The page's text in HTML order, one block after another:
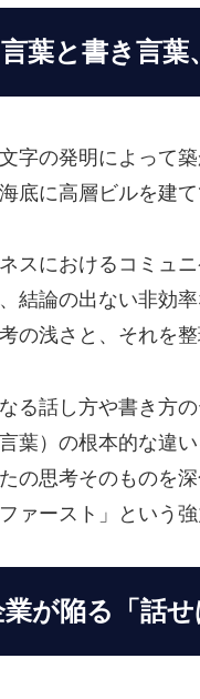
葉と書き言
文字の発明によって
底に高層ビルを建て
スにおけるコミュ
結論の出ない非効
の浅さと、それを
る話し方や書き方
葉）の根本的な違
の思考そのものを
ァースト」という
が陥る「話